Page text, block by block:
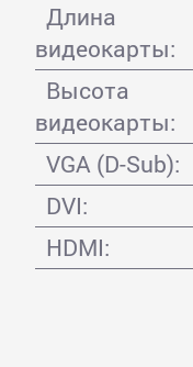
Длина
видеокарты:
Высота
видеокарты:
VGA (D-Sub):
DVI:
HDMI: